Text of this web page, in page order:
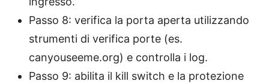
Passo 8: verifica la porta aperta utilizzando
strumenti di verifica porte (es.
canyouseeme.org) e controlla i log.
Passo 9: abilita il kill switch e la protezione